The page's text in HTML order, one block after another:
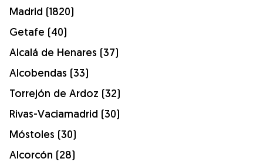
Madrid (1820)
Getafe (40)
Alcalá de Henares (37)
Alcobendas (33)
Torrejón de Ardoz (32)
Rivas-Vaciamadrid (30)
Móstoles (30)
Alcorcón (28)